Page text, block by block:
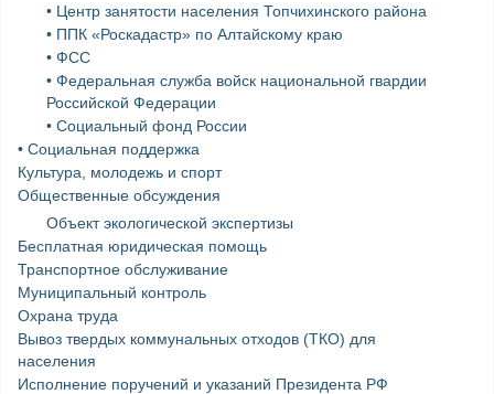
• Центр занятости населения Топчихинского района
• ППК «Роскадастр» по Алтайскому краю
• ФСС
• Федеральная служба войск национальной гвардии
Российской Федерации
• Социальный фонд России
• Социальная поддержка
Культура, молодежь и спорт
Общественные обсуждения
Объект экологической экспертизы
Бесплатная юридическая помощь
Транспортное обслуживание
Муниципальный контроль
Охрана труда
Вывоз твердых коммунальных отходов (ТКО) для
населения
Исполнение поручений и указаний Президента РФ